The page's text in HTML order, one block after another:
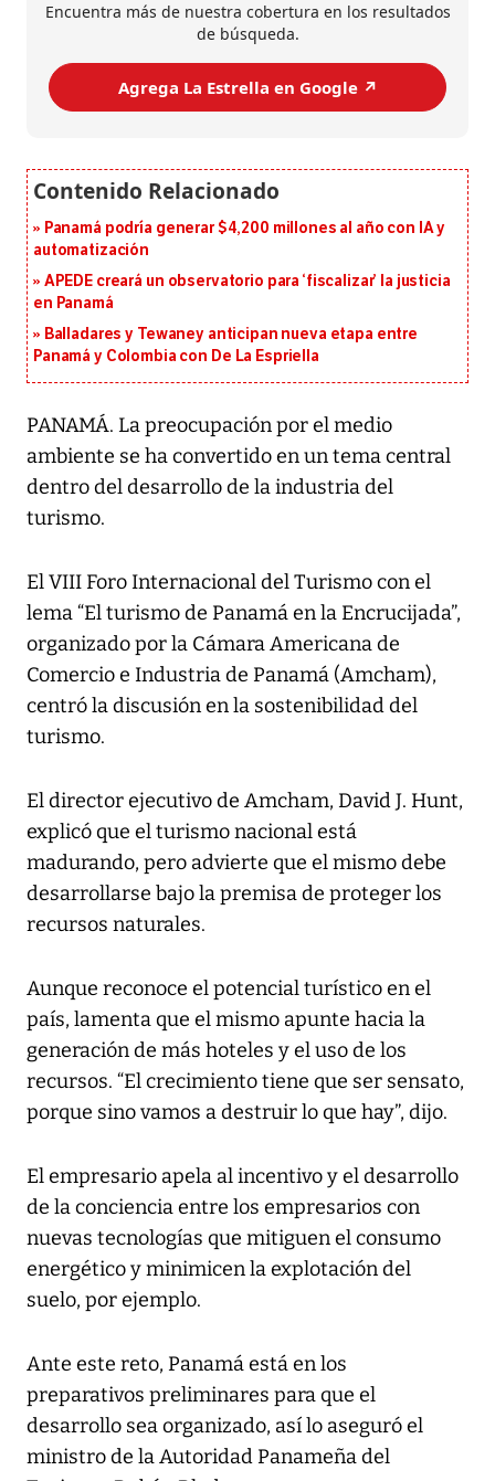
Encuentra más de nuestra cobertura en los resultados
de búsqueda.
Agrega La Estrella en Google ↗️
Panamá podría generar $4,200 millones al año con IA y
automatización
APEDE creará un observatorio para ‘fiscalizar’ la justicia
en Panamá
Balladares y Tewaney anticipan nueva etapa entre
Panamá y Colombia con De La Espriella
PANAMÁ. La preocupación por el medio
ambiente se ha convertido en un tema central
dentro del desarrollo de la industria del
turismo.
El VIII Foro Internacional del Turismo con el
lema “El turismo de Panamá en la Encrucijada”,
organizado por la Cámara Americana de
Comercio e Industria de Panamá (Amcham),
centró la discusión en la sostenibilidad del
turismo.
El director ejecutivo de Amcham, David J. Hunt,
explicó que el turismo nacional está
madurando, pero advierte que el mismo debe
desarrollarse bajo la premisa de proteger los
recursos naturales.
Aunque reconoce el potencial turístico en el
país, lamenta que el mismo apunte hacia la
generación de más hoteles y el uso de los
recursos. “El crecimiento tiene que ser sensato,
porque sino vamos a destruir lo que hay”, dijo.
El empresario apela al incentivo y el desarrollo
de la conciencia entre los empresarios con
nuevas tecnologías que mitiguen el consumo
energético y minimicen la explotación del
suelo, por ejemplo.
Ante este reto, Panamá está en los
preparativos preliminares para que el
desarrollo sea organizado, así lo aseguró el
ministro de la Autoridad Panameña del